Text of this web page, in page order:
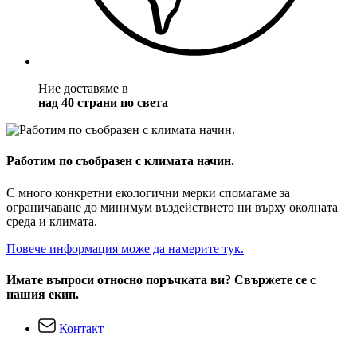
Ние доставяме в
над 40 страни по света
Работим по съобразен с климата начин.
С много конкретни екологични мерки спомагаме за
ограничаване до минимум въздействието ни върху околната
среда и климата.
Повече информация може да намерите тук.
Имате въпроси относно поръчката ви? Свържете се с
нашия екип.
Контакт